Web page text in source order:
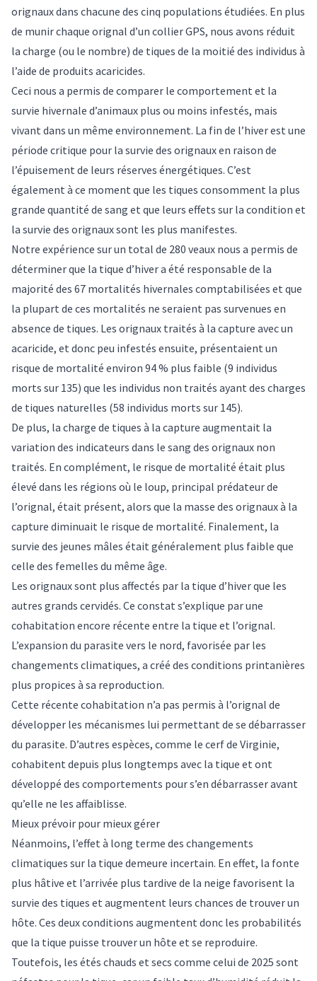
orignaux dans chacune des cinq populations étudiées. En plus
de munir chaque orignal d’un collier GPS, nous avons réduit
la charge (ou le nombre) de tiques de la moitié des individus à
l’aide de produits acaricides.
Ceci nous a permis de comparer le comportement et la
survie hivernale d’animaux plus ou moins infestés, mais
vivant dans un même environnement. La fin de l’hiver est une
période critique pour la survie des orignaux en raison de
l’épuisement de leurs réserves énergétiques. C’est
également à ce moment que les tiques consomment la plus
grande quantité de sang et que leurs effets sur la condition et
la survie des orignaux sont les plus manifestes.
Notre expérience sur un total de 280 veaux nous a permis de
déterminer que la tique d’hiver a été responsable de la
majorité des 67 mortalités hivernales comptabilisées et que
la plupart de ces mortalités ne seraient pas survenues en
absence de tiques. Les orignaux traités à la capture avec un
acaricide, et donc peu infestés ensuite, présentaient un
risque de mortalité environ 94 % plus faible (9 individus
morts sur 135) que les individus non traités ayant des charges
de tiques naturelles (58 individus morts sur 145).
De plus, la charge de tiques à la capture augmentait la
variation des indicateurs dans le sang des orignaux non
traités. En complément, le risque de mortalité était plus
élevé dans les régions où le loup, principal prédateur de
l’orignal, était présent, alors que la masse des orignaux à la
capture diminuait le risque de mortalité. Finalement, la
survie des jeunes mâles était généralement plus faible que
celle des femelles du même âge.
Les orignaux sont plus affectés par la tique d’hiver que les
autres grands cervidés. Ce constat s’explique par une
cohabitation encore récente entre la tique et l’orignal.
L’expansion du parasite vers le nord, favorisée par les
changements climatiques, a créé des conditions printanières
plus propices à sa reproduction.
Cette récente cohabitation n’a pas permis à l’orignal de
développer les mécanismes lui permettant de se débarrasser
du parasite. D’autres espèces, comme le cerf de Virginie,
cohabitent depuis plus longtemps avec la tique et ont
développé des comportements pour s’en débarrasser avant
qu’elle ne les affaiblisse.
Mieux prévoir pour mieux gérer
Néanmoins, l’effet à long terme des changements
climatiques sur la tique demeure incertain. En effet, la fonte
plus hâtive et l’arrivée plus tardive de la neige favorisent la
survie des tiques et augmentent leurs chances de trouver un
hôte. Ces deux conditions augmentent donc les probabilités
que la tique puisse trouver un hôte et se reproduire.
Toutefois, les étés chauds et secs comme celui de 2025 sont